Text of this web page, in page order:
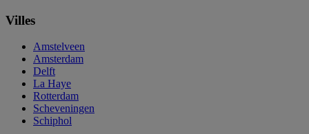
Villes
Amstelveen
Amsterdam
Delft
La Haye
Rotterdam
Scheveningen
Schiphol